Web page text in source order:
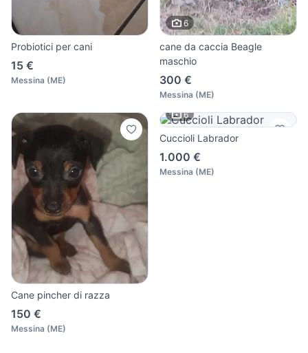
Probiotici per cani
15 €
Messina (ME)
6
cane da caccia Beagle
maschio
300 €
Messina (ME)
Cane pincher di razza
150 €
Messina (ME)
6
Cuccioli Labrador
1.000 €
Messina (ME)